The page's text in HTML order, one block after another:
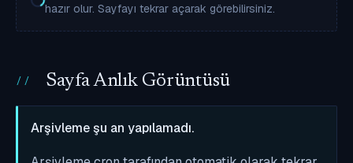
hazır olur. Sayfayı tekrar açarak görebilirsiniz.
Sayfa Anlık Görüntüsü
Arşivleme şu an yapılamadı.